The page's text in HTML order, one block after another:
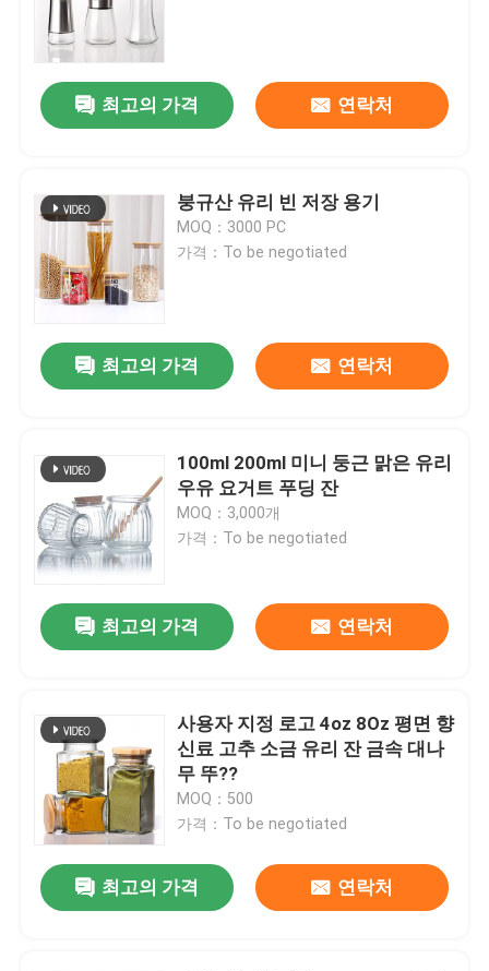
공장 투어
품질 관리
연락처
견적 요청
유리 병
유리 컵
용기 병 뚜??
가정용 유리품
최고의 가격 연락처
붕규산 유리 빈 저장 용기
MOQ：3000 PC
가격：To be negotiated
최고의 가격 연락처
100ml 200ml 미니 둥근 맑은 유리
우유 요거트 푸딩 잔
MOQ：3,000개
가격：To be negotiated
최고의 가격 연락처
사용자 지정 로고 4oz 8Oz 평면 향
신료 고추 소금 유리 잔 금속 대나
무 뚜??
MOQ：500
가격：To be negotiated
최고의 가격 연락처